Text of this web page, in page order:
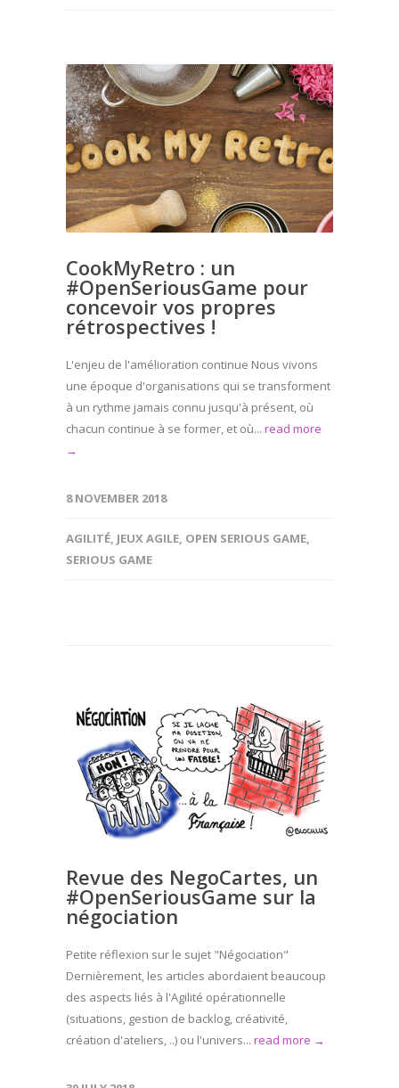
CookMyRetro : un
#OpenSeriousGame pour
concevoir vos propres
rétrospectives !
L'enjeu de l'amélioration continue Nous vivons
une époque d'organisations qui se transforment
à un rythme jamais connu jusqu'à présent, où
chacun continue à se former, et où... read more
→
8 NOVEMBER 2018
AGILITÉ, JEUX AGILE, OPEN SERIOUS GAME,
SERIOUS GAME
Revue des NegoCartes, un
#OpenSeriousGame sur la
négociation
Petite réflexion sur le sujet "Négociation"
Dernièrement, les articles abordaient beaucoup
des aspects liés à l'Agilité opérationnelle
(situations, gestion de backlog, créativité,
création d'ateliers, ..) ou l'univers... read more →